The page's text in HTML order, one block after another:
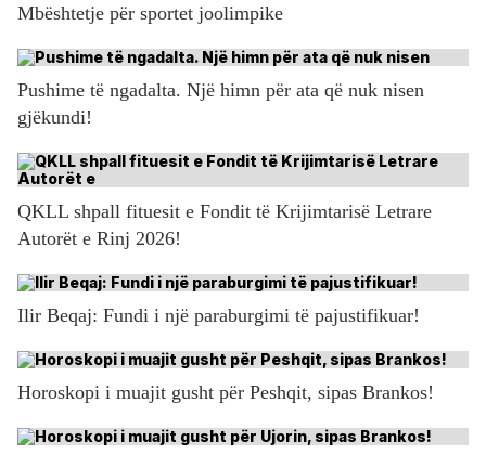
Mbështetje për sportet joolimpike
Pushime të ngadalta. Një himn për ata që nuk nisen
gjëkundi!
QKLL shpall fituesit e Fondit të Krijimtarisë Letrare
Autorët e Rinj 2026!
Ilir Beqaj: Fundi i një paraburgimi të pajustifikuar!
Horoskopi i muajit gusht për Peshqit, sipas Brankos!